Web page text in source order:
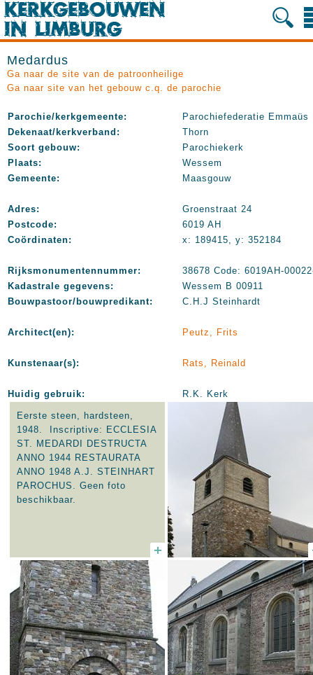
Medardus
Ga naar de site van de patroonheilige
Ga naar site van het gebouw c.q. de parochie
Parochie/kerkgemeente:
Parochiefederatie Emmaüs
Dekenaat/kerkverband:
Thorn
Soort gebouw:
Parochiekerk
Plaats:
Wessem
Gemeente:
Maasgouw
Adres:
Groenstraat 24
Postcode:
6019 AH
Coördinaten:
x: 189415, y: 352184
Rijksmonumentennummer:
38678 Code: 6019AH-
Kadastrale gegevens:
Wessem B 00911
Bouwpastoor/bouwpredikant:
C.H.J Steinhardt
Architect(en): Peutz, Frits
Kunstenaar(s): Rats, Reinald
Huidig gebruik: R.K. Kerk
Eerste steen, hardsteen,
1948. Inscriptive: ECCLESIA
ST. MEDARDI DESTRUCTA
ANNO 1944 RESTAURATA
ANNO 1948 A.J. STEINHART
PAROCHUS. Geen foto
beschikbaar.